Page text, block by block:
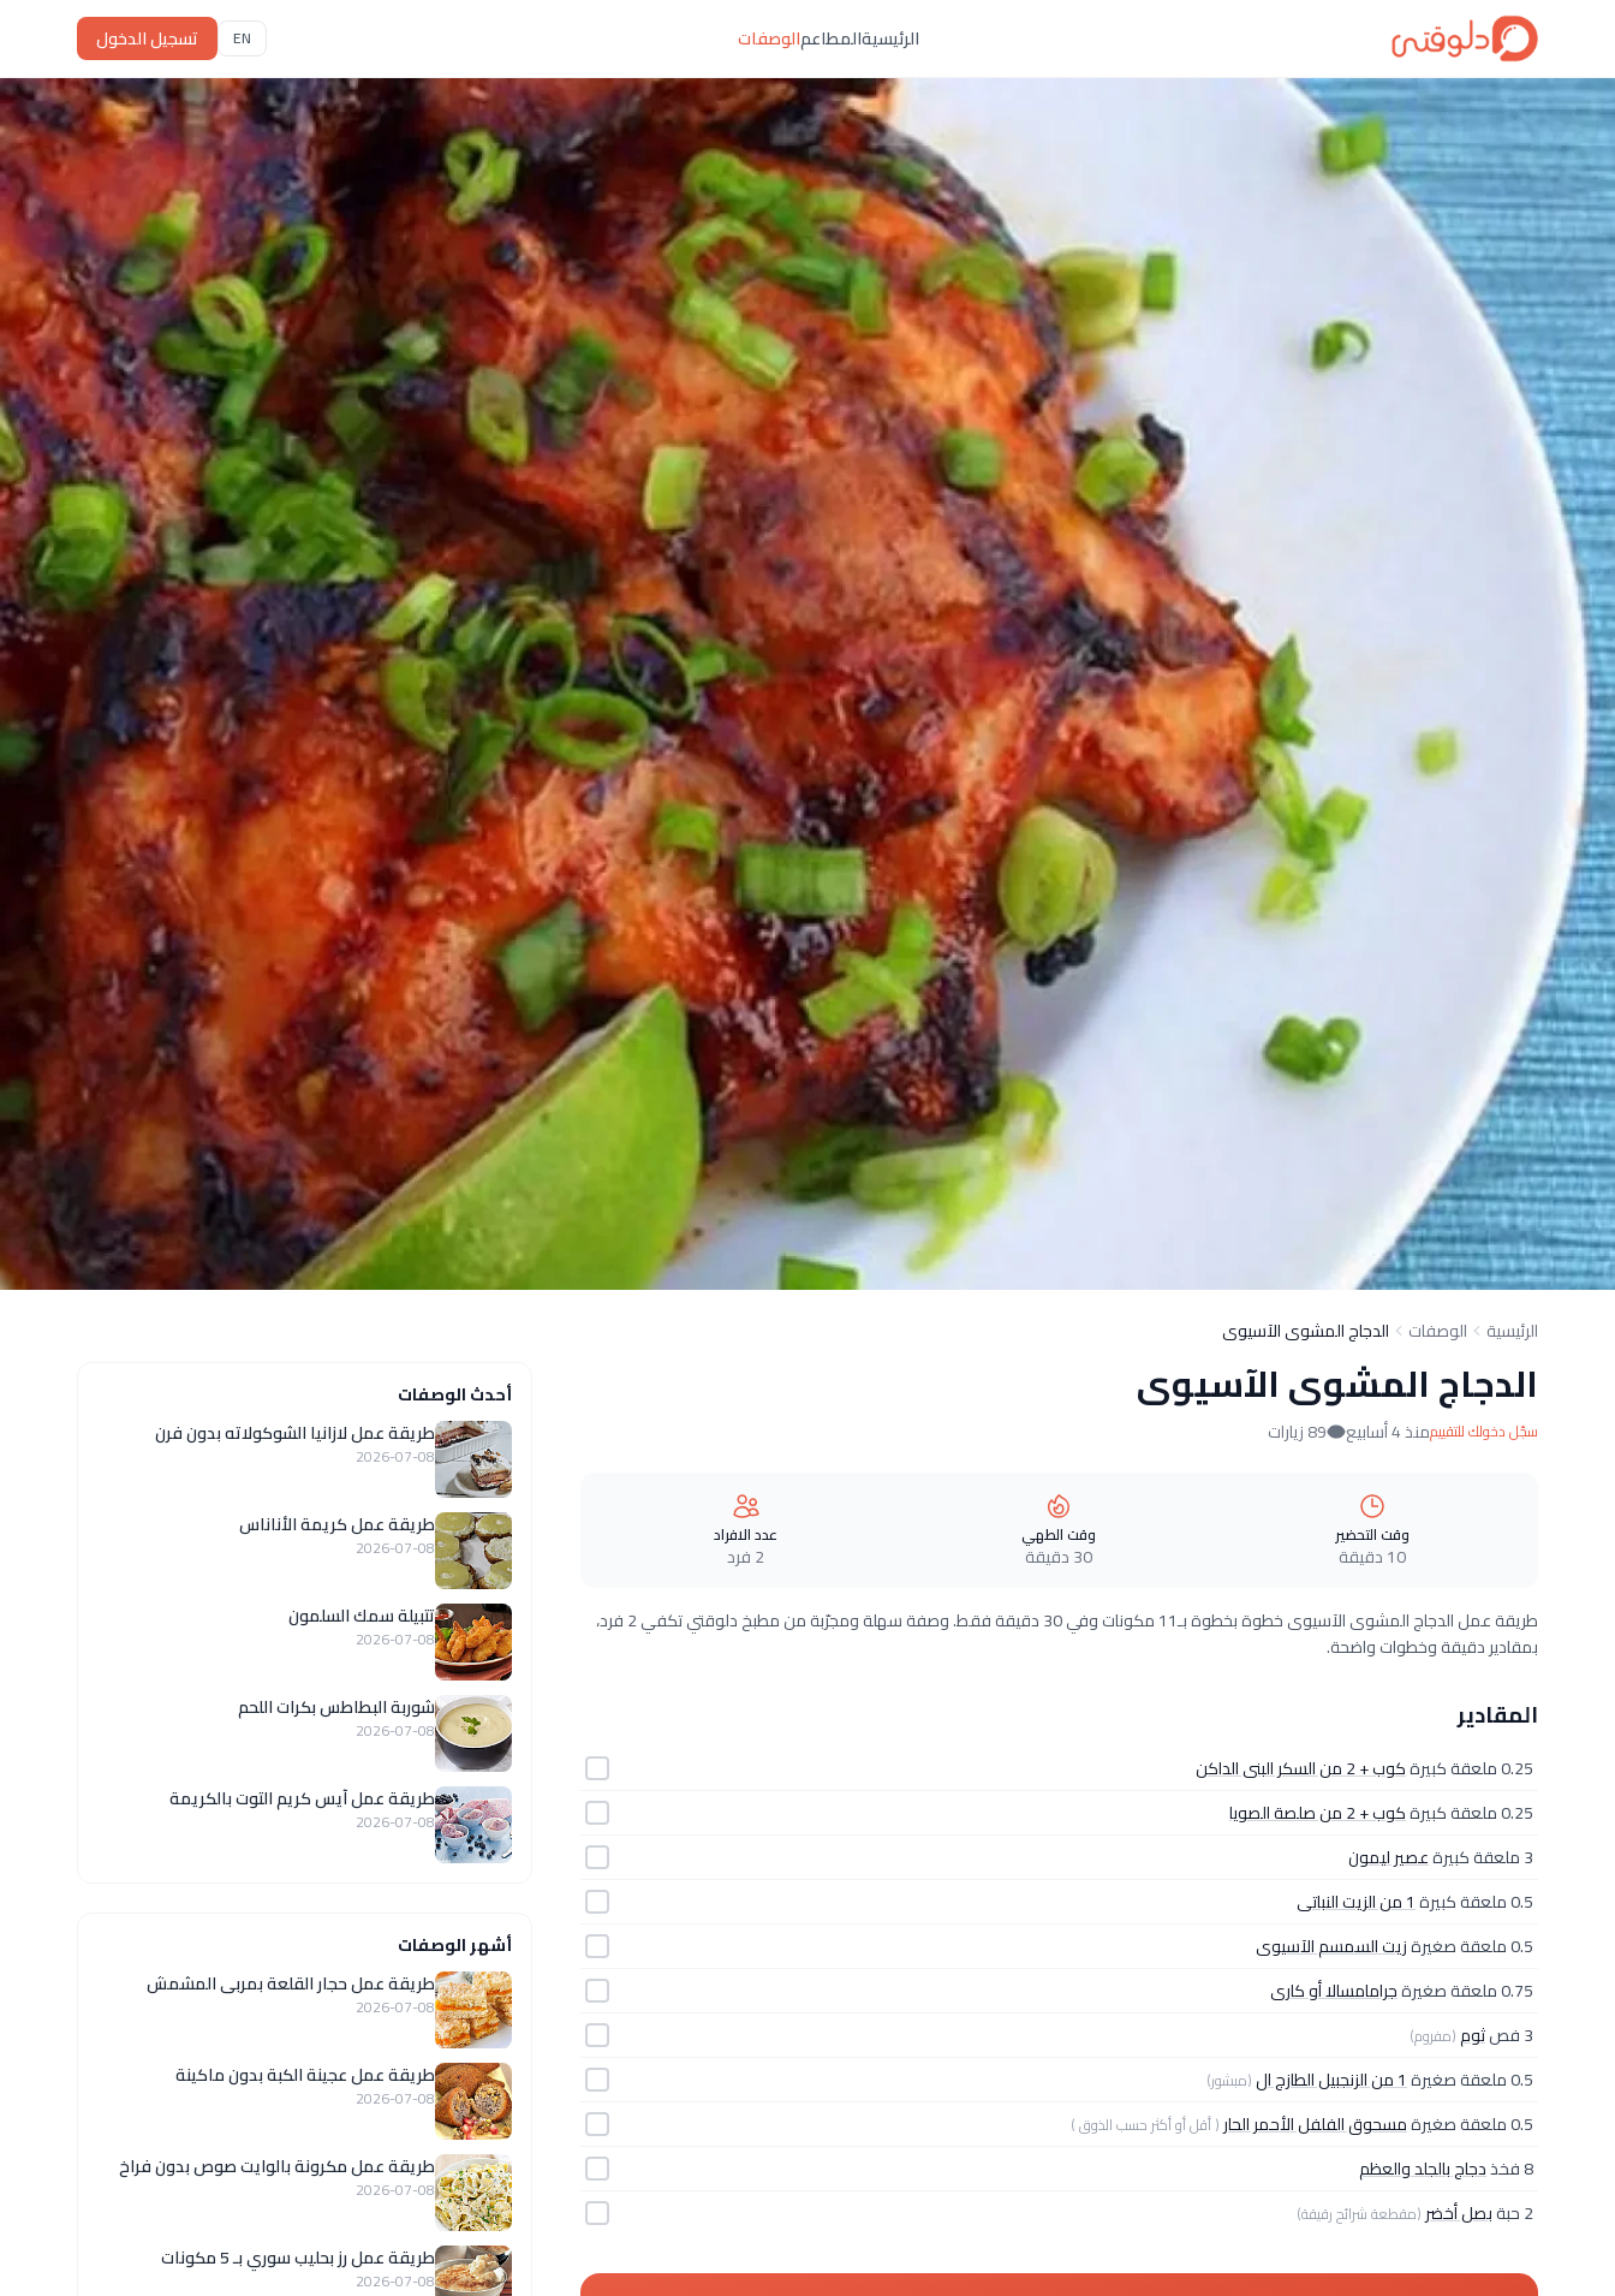
الرئيسيةالمطاعمالوصفات EN تسجيل الدخول
الرئيسية الوصفات الدجاج المشوى الآسيوى
الدجاج المشوى الآسيوى
سجّل دخولك للتقييممنذ 4 أسابيع 89 زيارات
وقت التحضير
10 دقيقة
وقت الطهي
30 دقيقة
عدد الافراد
2 فرد
طريقة عمل الدجاج المشوى الآسيوى خطوة بخطوة بـ11 مكونات وفي 30 دقيقة فقط. وصفة سهلة ومجرّبة من مطبخ دلوقتي تكفي 2 فرد،
بمقادير دقيقة وخطوات واضحة.
المقادير
0.25 ملعقة كبيرة
كوب + 2 من السكر البنى الداكن
0.25 ملعقة كبيرة
كوب + 2 من صلصة الصويا
3 ملعقة كبيرة
عصير ليمون
0.5 ملعقة كبيرة
1 من الزيت النباتى
0.5 ملعقة صغيرة
زيت السمسم الآسيوى
0.75 ملعقة صغيرة
جرامامسالا أو كارى
3 فص
ثوم(مفروم)
0.5 ملعقة صغيرة 1 من الزنجبيل الطازج ال (مبشور)
0.5 ملعقة صغيرة مسحوق الفلفل الأحمر الحار ( أقل أو أكثر حسب الذوق )
8 فخذ
دجاج بالجلد والعظم
2 حبة
بصل أخضر (مقطعة شرائح رقيقة)
أحدث الوصفات
طريقة عمل لازانيا الشوكولاته بدون فرن
2026-07-08
طريقة عمل كريمة الأناناس
2026-07-08
تتبيلة سمك السلمون
2026-07-08
شوربة البطاطس بكرات اللحم
2026-07-08
طريقة عمل آيس كريم التوت بالكريمة
2026-07-08
أشهر الوصفات
طريقة عمل حجار القلعة بمربى المشمش
2026-07-08
طريقة عمل عجينة الكبة بدون ماكينة
2026-07-08
طريقة عمل مكرونة بالوايت صوص بدون فراخ
2026-07-08
طريقة عمل رز بحليب سوري بـ 5 مكونات
2026-07-08